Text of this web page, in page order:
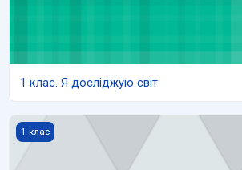
1 клас. Я досліджую світ
1 клас. Математика
1 клас